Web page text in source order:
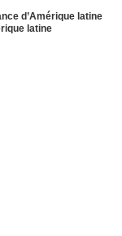
d’Amérique latine
latine